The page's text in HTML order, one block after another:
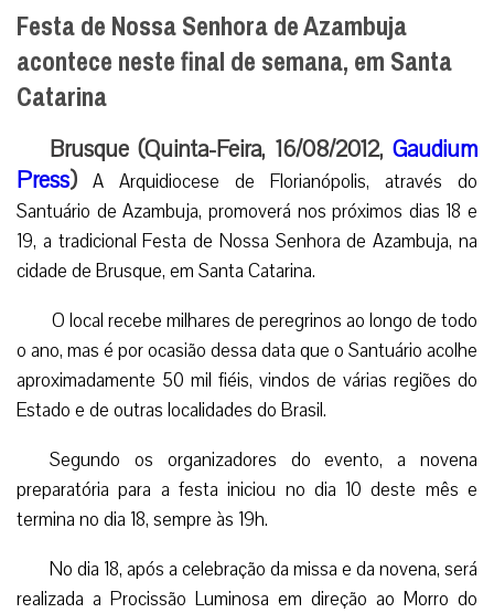
Festa de Nossa Senhora de Azambuja
acontece neste final de semana, em Santa
Catarina
Brusque (Quinta-Feira, 16/08/2012, Gaudium
Press) A Arquidiocese de Florianópolis, através do
Santuário de Azambuja, promoverá nos próximos dias 18 e
19, a tradicional Festa de Nossa Senhora de Azambuja, na
cidade de Brusque, em Santa Catarina.
O local recebe milhares de peregrinos ao longo de todo
o ano, mas é por ocasião dessa data que o Santuário acolhe
aproximadamente 50 mil fiéis, vindos de várias regiões do
Estado e de outras localidades do Brasil.
Segundo os organizadores do evento, a novena
preparatória para a festa iniciou no dia 10 deste mês e
termina no dia 18, sempre às 19h.
No dia 18, após a celebração da missa e da novena, será
realizada a Procissão Luminosa em direção ao Morro do